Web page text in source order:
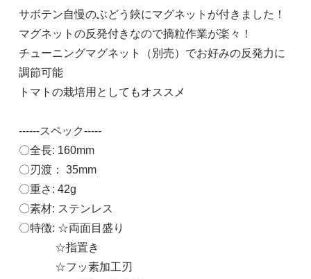
サボテン自慢のぶどう鋏にマグネットが付きました！
マグネットの反発付きなので摘粒作業が楽々！
チューニングマグネット（別売）でお好みの反発力に
調節可能
トマトの栽培用としてもオススメ
------スペック-----
〇全長: 160mm
〇刃渡： 35mm
〇重さ: 42g
〇素材: ステンレス
〇特徴: ☆両面目盛り
☆指置き
☆フッ素加工刃
直刃
先細
2,100円(税込)
直刃
先丸
2,100円(税込)
そり刃
先細